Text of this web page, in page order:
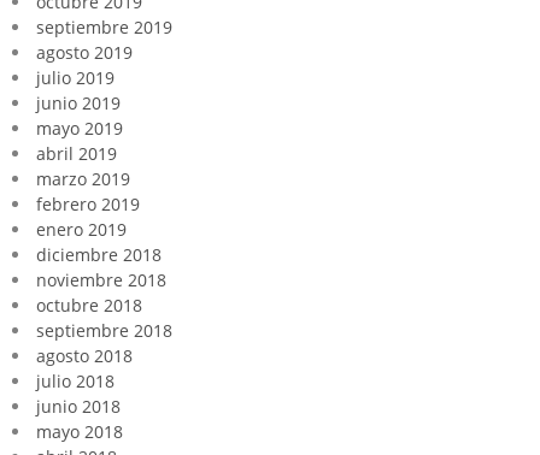
septiembre 2019
agosto 2019
julio 2019
junio 2019
mayo 2019
abril 2019
marzo 2019
febrero 2019
enero 2019
diciembre 2018
noviembre 2018
octubre 2018
septiembre 2018
agosto 2018
julio 2018
junio 2018
mayo 2018